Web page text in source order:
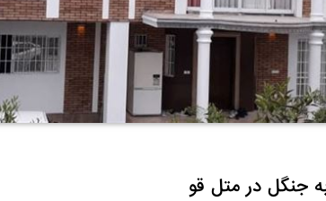
جنگل در متل قو